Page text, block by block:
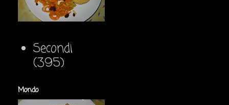
Secondi
(395)
Mondo